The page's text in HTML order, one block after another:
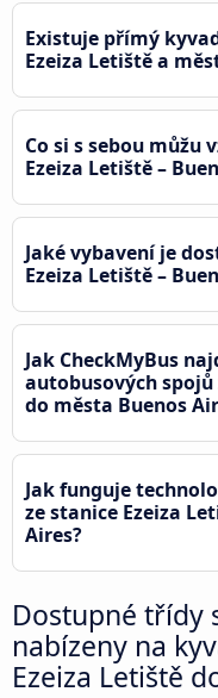
Existuje přímý
Ezeiza Letiště a
Co si s sebou můžu
Ezeiza Letiště –
Jaké vybavení je
Ezeiza Letiště –
Jak CheckMyBus
autobusových spojů
do města Buenos
Jak funguje
ze stanice Ezeiza
Aires?
Dostupné třídy
nabízeny na
Ezeiza Letiště